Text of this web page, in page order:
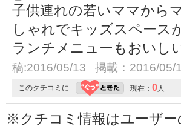
子供連れの若いママから
しゃれでキッズスペース
ランチメニューもおいし
稿:2016/05/13 掲載：2016/05/
このクチコミに 現在： 0人
※クチコミ情報はユーザ